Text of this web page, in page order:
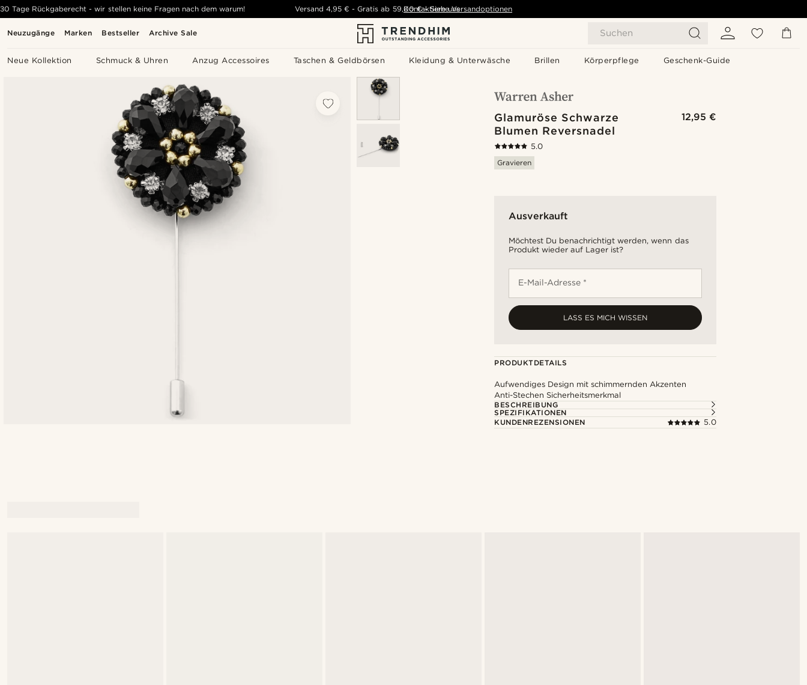
Neuzugänge Marken Bestseller Archive Sale Suchen
Neue Kollektion Schmuck & Uhren Anzug Accessoires Taschen & Geldbörsen Kleidung & Unterwäsche Brillen Körperpflege Geschenk-Guide
30 Tage Rückgaberecht - wir stellen keine Fragen nach dem warum! Versand 4,95 € -Gratis ab 59,00 € - Siehe Versandoptionen
Kontaktiere uns
Glamuröse Schwarze
Blumen Reversnadel
12,95 €
5.0
Gravieren
Ausverkauft
Möchtest Du benachrichtigt werden, wenn das
Produkt wieder auf Lager ist?
E-Mail-Adresse *
LASS ES MICH WISSEN
PRODUKTDETAILS
Aufwendiges Design mit schimmernden Akzenten
Anti-Stechen Sicherheitsmerkmal
BESCHREIBUNG
SPEZIFIKATIONEN
KUNDENREZENSIONEN
5.0